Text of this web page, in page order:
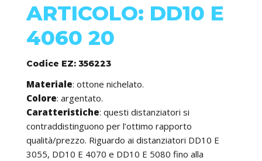
ARTICOLO: DD10 E
4060 20
Codice EZ: 356223
Materiale: ottone nichelato.
Colore: argentato.
Caratteristiche: questi distanziatori si
contraddistinguono per l’ottimo rapporto
qualità/prezzo. Riguardo ai distanziatori DD10 E
3055, DD10 E 4070 e DD10 E 5080 fino alla